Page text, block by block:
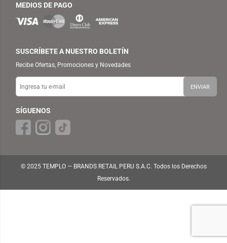
MEDIOS DE PAGO
SUSCRÍBETE A NUESTRO BOLETÍN
Recibe Ofertas, Promociones y Novedades
SÍGUENOS
© 2025 TEMPLO — BRANDS RETAIL PERU S.A.C. Todos los Derechos
Reservados.